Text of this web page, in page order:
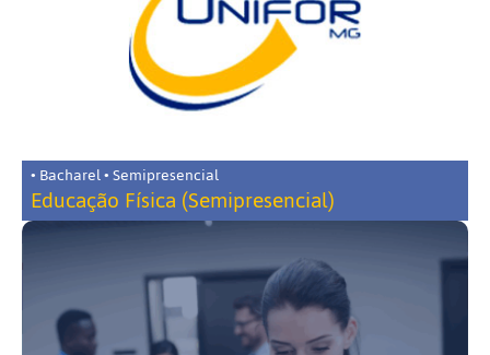
• Bacharel • Semipresencial
Educação Física (Semipresencial)